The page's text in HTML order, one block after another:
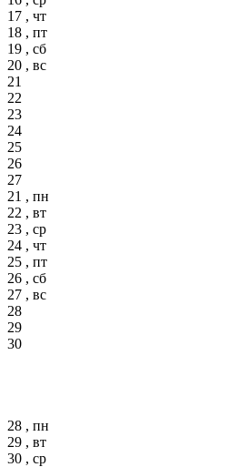
17 , чт
18 , пт
19 , сб
20 , вс
21
22
23
24
25
26
27
21 , пн
22 , вт
23 , ср
24 , чт
25 , пт
26 , сб
27 , вс
28
29
30
28 , пн
29 , вт
30 , ср